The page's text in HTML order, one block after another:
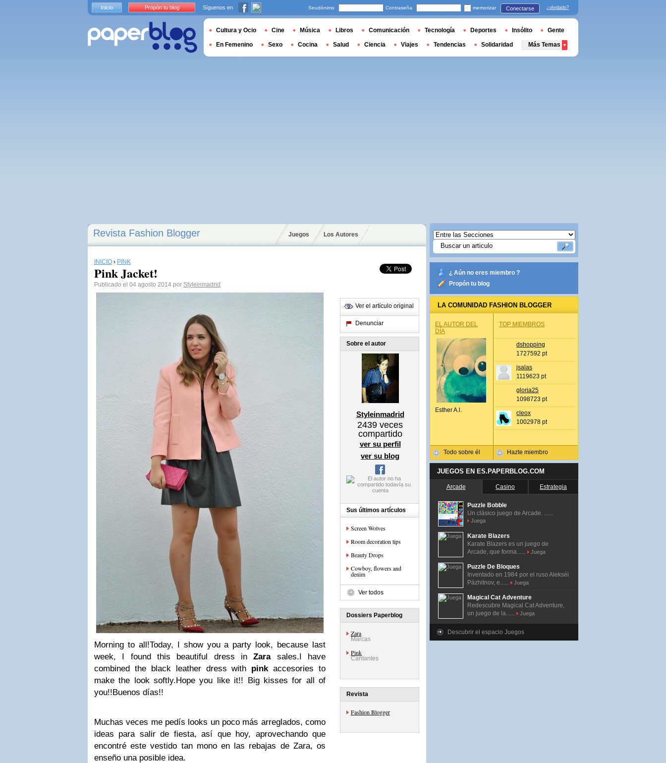
Revista Fashion Blogger Juegos Los Autores
INICIO › PINK
Pink Jacket!
Publicado el 04 agosto 2014 por Styleinmadrid
Morning to all!Today, I show you a party look, because last
week, I found this beautiful dress inZarasales.I have
combined the black leather dress with pinkaccesories to
make the look softly.Hope you like it!! Big kisses for all of
you!!Buenos días!!
Muchas veces me pedís looks un poco más arreglados, como
ideas para salir de fiesta, así que hoy, aprovechando que
encontré este vestido tan mono en las rebajas de Zara, os
enseño una posible idea.
Ver el artículo original
Denunciar
Sobre el autor
Styleinmadrid
2439 veces
compartido
ver su perfil
ver su blog
Sus últimos artículos
Screen Wolves
Room decoration tips
Beauty Drops
Cowboy, flowers and
denim
Ver todos
Dossiers Paperblog
Zara
Marcas
Pink
Cantantes
Revista
Fashion Blogger
¿ Aún no eres miembro ?
Propón tu blog
LA COMUNIDAD FASHION BLOGGER
EL AUTOR DEL
DÍA
Esther A.l.
Todo sobre él
TOP MIEMBROS
dshopping
1727592 pt
jsalas
1119623 pt
gloria25
1098723 pt
cleox
1002978 pt
Hazte miembro
JUEGOS EN ES.PAPERBLOG.COM
Arcade Casino Estrategia
Puzzle Bobble
Un clásico juego de Arcade. ......
Juega
Karate Blazers
Karate Blazers es un juego de
Arcade, que forma......
Juega
Puzzle De Bloques
Inventado en 1984 por el ruso Alekséi
Pázhitnov, e......
Juega
Magical Cat Adventure
Redescubre Magical Cat Adventure,
un juego de la......
Juega
Descubrir el espacio Juegos
Inicio Propón tu blog Síguenos en Seudónimo Contraseña memorizar Conectarse ¿olvidado?
Cultura y Ocio Cine Música Libros Comunicación Tecnología Deportes Insólito Gente
En Femenino Sexo Cocina Salud Ciencia Viajes Tendencias Solidaridad Más Temas